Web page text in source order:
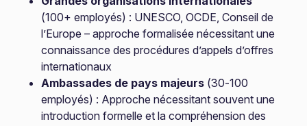
(100+ employés) : UNESCO, OCDE, Conseil de
l’Europe – approche formalisée nécessitant une
connaissance des procédures d’appels d’offres
internationaux
Ambassades de pays majeurs (30-100
employés) : Approche nécessitant souvent une
introduction formelle et la compréhension des